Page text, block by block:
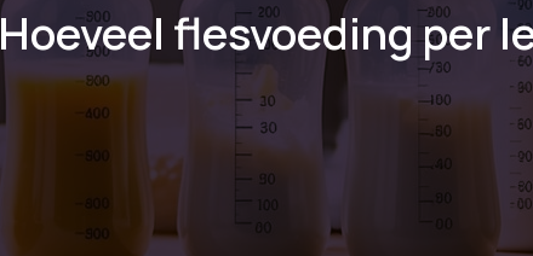
Hoeveel flesvoeding per